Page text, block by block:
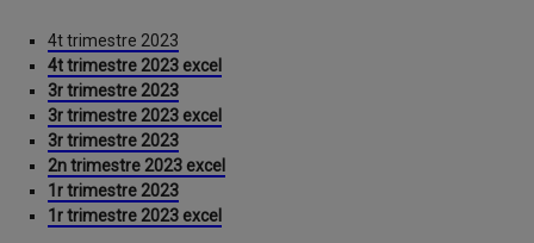
4t trimestre 2023
4t trimestre 2023 excel
3r trimestre 2023
3r trimestre 2023 excel
3r trimestre 2023
2n trimestre 2023 excel
1r trimestre 2023
1r trimestre 2023 excel